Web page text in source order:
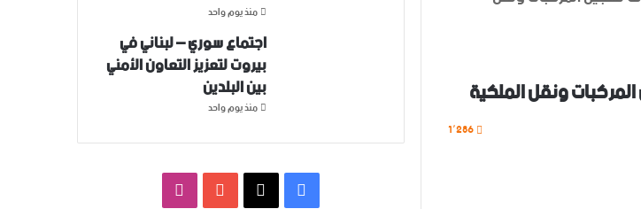
ونقل الملكية
1٬286
منذ يوم واحد
اجتماع سوري – لبناني في
بيروت لتعزيز التعاون ‏الأمني
‏بين البلدين
منذ يوم واحد
فيسبوك
‫X
‫YouTubeانستقرام